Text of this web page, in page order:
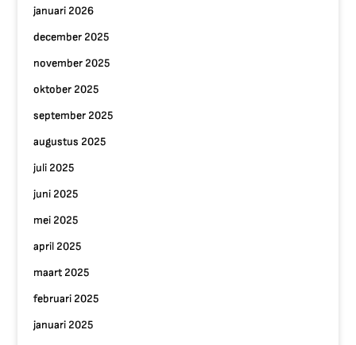
januari 2026
december 2025
november 2025
oktober 2025
september 2025
augustus 2025
juli 2025
juni 2025
mei 2025
april 2025
maart 2025
februari 2025
januari 2025